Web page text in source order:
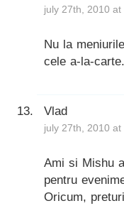
july 27th, 2010
Nu la
cele a-la-carte.
Vlad
july 27th, 2010 at
Ami si Mishu
pentru
Oricum,